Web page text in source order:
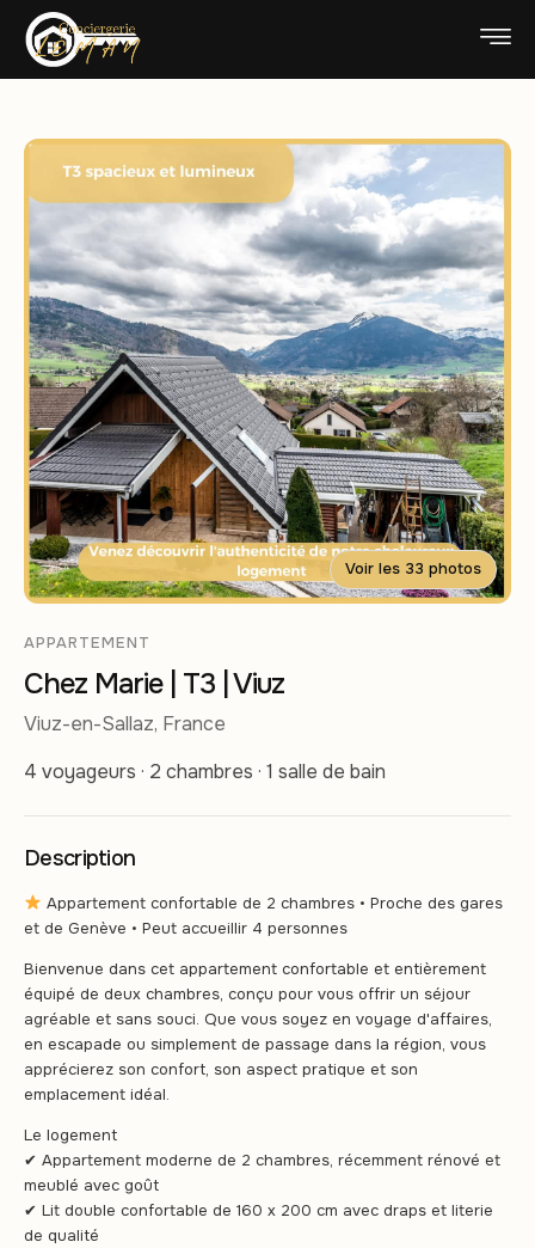
Voir les 33 photos
APPARTEMENT
Chez Marie | T3 | Viuz
Viuz-en-Sallaz, France
4 voyageurs · 2 chambres · 1 salle de bain
Description
Appartement confortable de 2 chambres • Proche des gares
et de Genève • Peut accueillir 4 personnes
Bienvenue dans cet appartement confortable et entièrement
équipé de deux chambres, conçu pour vous offrir un séjour
agréable et sans souci. Que vous soyez en voyage d'affaires,
en escapade ou simplement de passage dans la région, vous
apprécierez son confort, son aspect pratique et son
emplacement idéal.
Le logement
✔ Appartement moderne de 2 chambres, récemment rénové et
meublé avec goût
✔ Lit double confortable de 160 x 200 cm avec draps et literie
de qualité